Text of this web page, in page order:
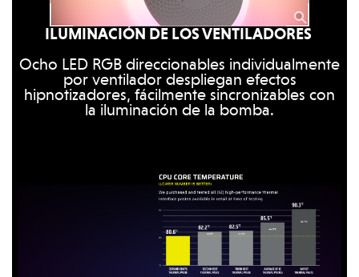
ILUMINACIÓN DE LOS VENTILADORES
Ocho LED RGB direccionables individualmente
por ventilador despliegan efectos
hipnotizadores, fácilmente sincronizables con
la iluminación de la bomba.